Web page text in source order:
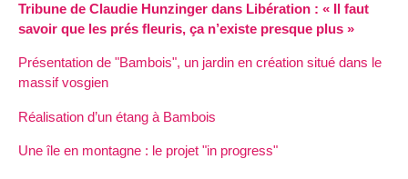
Tribune de Claudie Hunzinger dans Libération : « Il faut
savoir que les prés fleuris, ça n’existe presque plus »
Présentation de "Bambois", un jardin en création situé dans le
massif vosgien
Réalisation d’un étang à Bambois
Une île en montagne : le projet "in progress"